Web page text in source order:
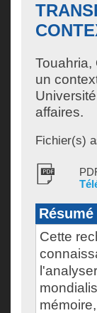
Touahria,
un
affaires.
Fichier(s)
Résumé
Cette